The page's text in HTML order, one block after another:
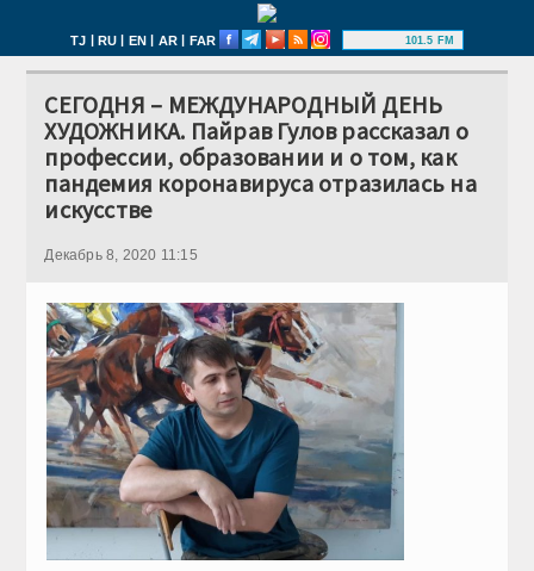
TJ | RU | EN | AR | FAR 101.5 FM
СЕГОДНЯ – МЕЖДУНАРОДНЫЙ ДЕНЬ
ХУДОЖНИКА. Пайрав Гулов рассказал о
профессии, образовании и о том, как
пандемия коронавируса отразилась на
искусстве
Декабрь 8, 2020 11:15